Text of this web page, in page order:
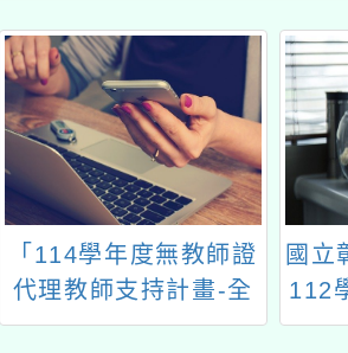
「114學年度無教師證
代理教師支持計畫-全
國共學團」線上說明會
國立
112
自造